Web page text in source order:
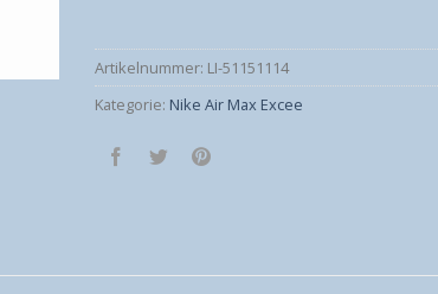
Artikelnummer: LI-51151114
Kategorie: Nike Air Max Excee